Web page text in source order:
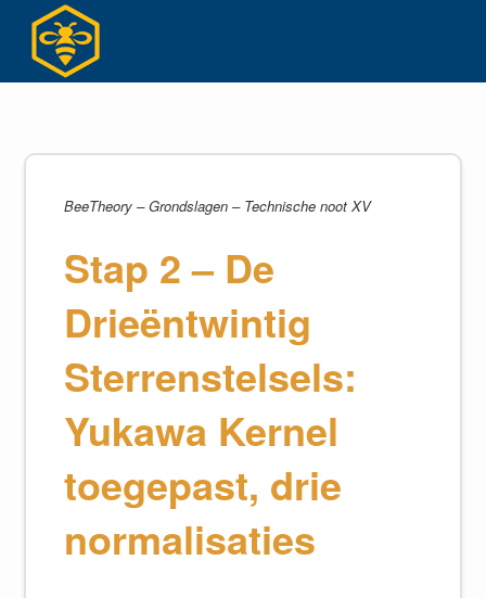
inhoud
BeeTheory – Grondslagen – Technische noot XV
Stap 2 – De
Drieëntwintig
Sterrenstelsels:
Yukawa Kernel
toegepast, drie
normalisaties